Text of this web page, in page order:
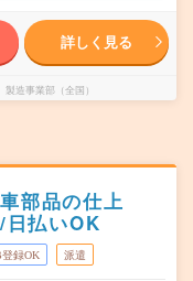
詳しく見る
造事業部（全国）
部品の仕上
日払いOK
登録OK 派遣